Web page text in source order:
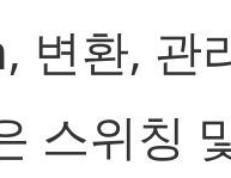
변환, 관
스위칭